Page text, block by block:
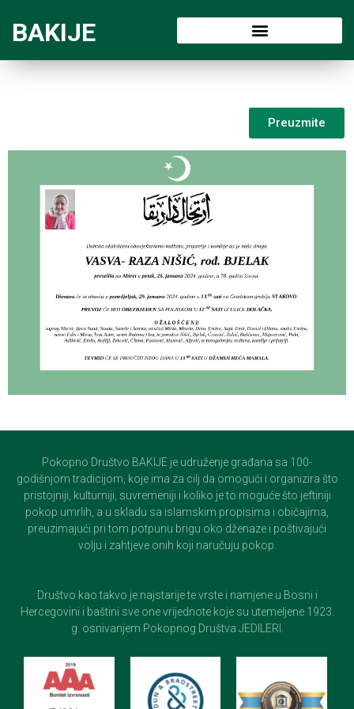
BAKIJE
Preuzmite
Pokopno Društvo BAKIJE je udruženje građana sa 100-
godišnjom tradicijom, koje ima za cilj da omogući i organizira što
pristojniji, kulturniji, suvremeniji i koliko je to moguće što jeftiniji
pokop umrlih, a u skladu sa islamskim propisima i običajima,
preuzimajući pri tom potpunu brigu oko dženaze i poštivajući
volju i zahtjeve onih koji naručuju pokop.
Društvo kao takvo je najstarije te vrste i namjene u Bosni i
Hercegovini i baštini sve one vrijednote koje su utemeljene 1923.
g. osnivanjem Pokopnog Društva JEDILERI.